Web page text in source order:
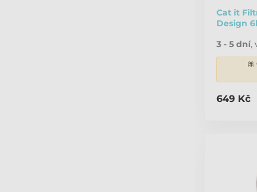
Cat it
Design
3 - 5 dní,
649 Kč